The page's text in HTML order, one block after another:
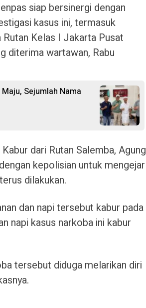
siap bersinergi dengan
kasus ini, termasuk
Kelas I Jakarta Pusat
diterima wartawan, Rabu
Sejumlah Nama
dari Rutan Salemba, Agung
kepolisian untuk mengejar
dilakukan.
dan napi tersebut kabur pada
napi kasus narkoba ini kabur
tersebut diduga melarikan diri